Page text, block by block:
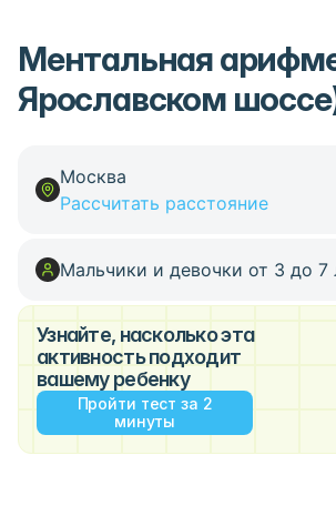
Ментальная
Ярославском
Москва
Рассчитать расстояние
Мальчики и девочки от 3 до 7
Узнайте, насколько эта
активность подходит
вашему ребенку
Пройти тест за 2
минуты